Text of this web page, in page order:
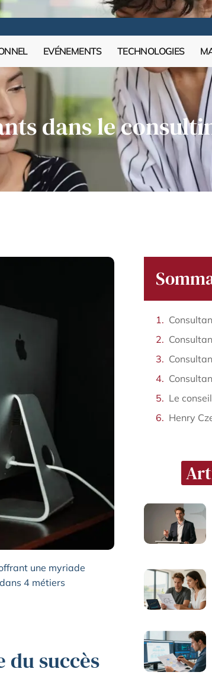
EVÉNEMENTS TECHNOLOGIES
dans le
une myriade
4 métiers
du succès
Henry